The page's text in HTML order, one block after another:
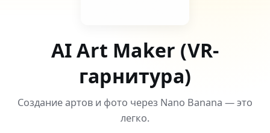
AI Art Maker (VR-
гарнитура)
Создание артов и фото через Nano Banana — это
легко.